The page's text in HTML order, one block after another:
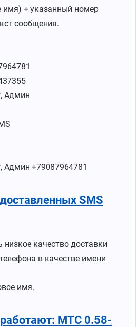
имя) + указанный номер
сообщения.
Админ
Админ +79087964781
SMS
качество доставки
в качестве имени
имя.
МТС 0.58-